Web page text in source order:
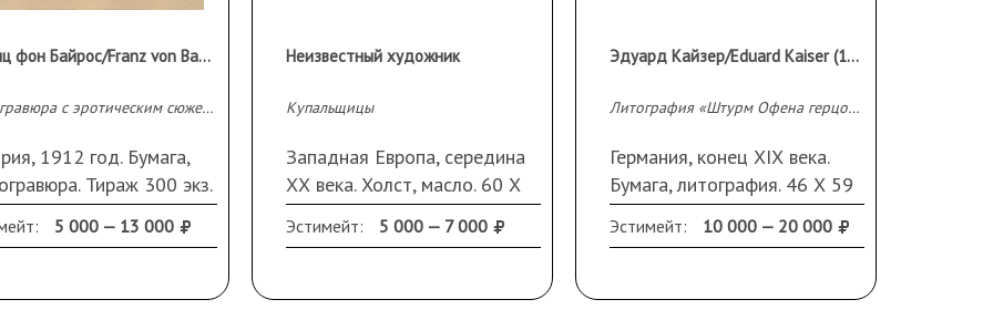
объединял
изображения.
мира за серию
в Фоссе
книгой в 1945 году.
в СССР 1960—1970-
Франц фон Байрос/Franz von Bayros (1866 - 1924)
Гелиогравюра с эротическим сюжетом «Je les ai recu tous!»
1912 год. Бумага,
Тираж 300 экз.
"Рисунки из будуара
СС" (Bilder aus dem
х15,7 см
5 000 — 13 000
Неизвестный художник
Купальщицы
Западная Европа, середина
ХХ века. Холст, масло. 60 Х
75 см. В раме (сколы)
Эстимейт: 5 000 — 7 000
Эдуард Кайзер/Eduard Kaiser (1820 - 1895 гг.)
Литография «Штурм Офена герцогом Карлом Лотарингским 2 сентября 1686 года»
Германия, конец ХIХ века.
Бумага, литография. 46 Х 59
см. Рама (сколы), стекло.
"Лисьи" пятна
Эстимейт: 10 000 — 20 000